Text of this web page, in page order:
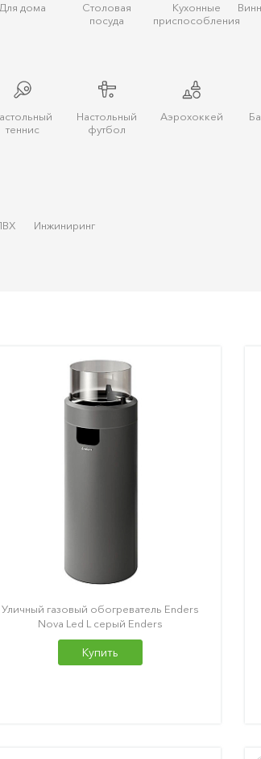
Для дома
Столовая
посуда
Кухонные
приспособления
теннис
Настольный
футбол
Аэрохоккей
Инжиниринг
Уличный газовый обогреватель Enders
Nova Led L серый Enders
Купить